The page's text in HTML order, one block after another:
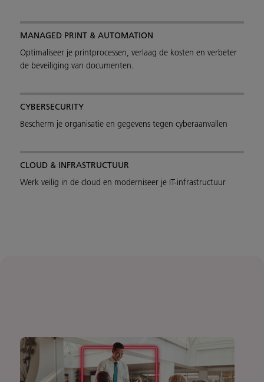
MANAGED PRINT & AUTOMATION
Optimaliseer je printprocessen, verlaag de kosten en verbeter
de beveiliging van documenten.
CYBERSECURITY
Bescherm je organisatie en gegevens tegen cyberaanvallen
CLOUD & INFRASTRUCTUUR
Werk veilig in de cloud en moderniseer je IT-infrastructuur